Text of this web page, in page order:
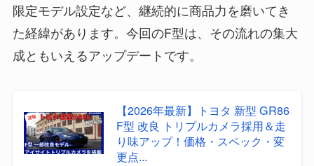
限定モデル設定など、継続的に商品力を磨いてき
た経緯があります。今回のF型は、その流れの集大
成ともいえるアップデートです。
【2026年最新】トヨタ 新型 GR86
F型 改良 トリプルカメラ採用＆走
り味アップ！価格・スペック・変
更点...